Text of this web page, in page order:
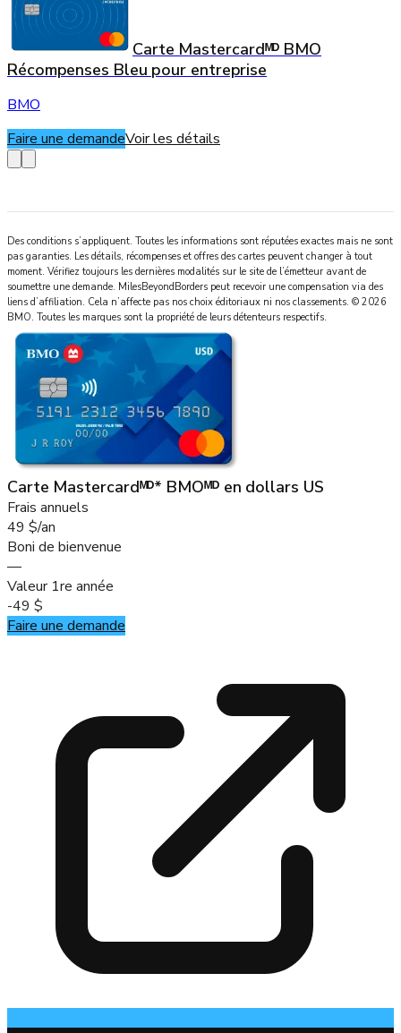
Carte Mastercardᴹᴰ BMO
Récompenses Bleu pour entreprise
BMO
Faire une demandeVoir les détails
Des conditions s’appliquent. Toutes les informations sont réputées exactes mais ne sont
pas garanties. Les détails, récompenses et offres des cartes peuvent changer à tout
moment. Vérifiez toujours les dernières modalités sur le site de l’émetteur avant de
soumettre une demande. MilesBeyondBorders peut recevoir une compensation via des
liens d’affiliation. Cela n’affecte pas nos choix éditoriaux ni nos classements. © 2026
BMO. Toutes les marques sont la propriété de leurs détenteurs respectifs.
Carte Mastercardᴹᴰ* BMOᴹᴰ en dollars US
Frais annuels
49 $/an
Boni de bienvenue
—
Valeur 1re année
-49 $
Faire une demande